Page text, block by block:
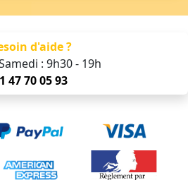
d'aide ?
: 9h30 - 19h
47 70 05 93